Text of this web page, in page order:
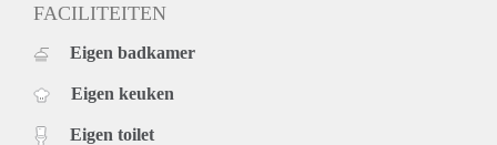
FACILITEITEN
Eigen badkamer
Eigen keuken
Eigen toilet